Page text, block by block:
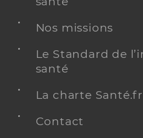
Nos missions
Le Standard de
santé
La charte
Contact